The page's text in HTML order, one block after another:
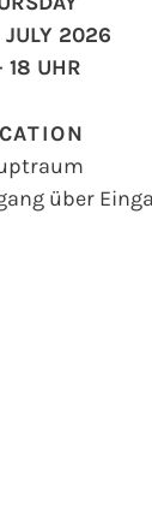
2026
18 UHR
über